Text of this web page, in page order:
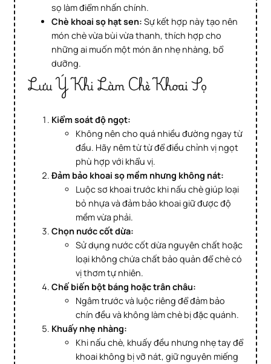
sọ làm điểm nhấn chính.
Chè khoai sọ hạt sen: Sự kết hợp này tạo nên
món chè vừa bùi vừa thanh, thích hợp cho
những ai muốn một món ăn nhẹ nhàng, bổ
dưỡng.
Lưu Ý Khi Làm Chè Khoai Sọ
Kiểm soát độ ngọt:
Không nên cho quá nhiều đường ngay từ
đầu. Hãy nêm từ từ để điều chỉnh vị ngọt
phù hợp với khẩu vị.
Đảm bảo khoai sọ mềm nhưng không nát:
Luộc sơ khoai trước khi nấu chè giúp loại
bỏ nhựa và đảm bảo khoai giữ được độ
mềm vừa phải.
Chọn nước cốt dừa:
Sử dụng nước cốt dừa nguyên chất hoặc
loại không chứa chất bảo quản để chè có
vị thơm tự nhiên.
Chế biến bột báng hoặc trân châu:
Ngâm trước và luộc riêng để đảm bảo
chín đều và không làm chè bị đặc quánh.
Khuấy nhẹ nhàng:
Khi nấu chè, khuấy đều nhưng nhẹ tay để
khoai không bị vỡ nát, giữ nguyên miếng